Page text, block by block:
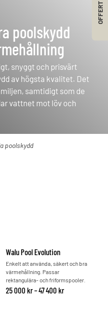
poolskydd
snyggt och prisvärt
av högsta kvalitet. Det
samtidigt som de
vattnet mot löv och
poolskydd
800 kr till 26 700 kr
Walu Pool Evolution
Enkelt att använda, säkert och bra
värmehållning. Passar
rektangulära- och friformspooler.
25 000 kr–47 400 krPrisintervall:
OFFERT